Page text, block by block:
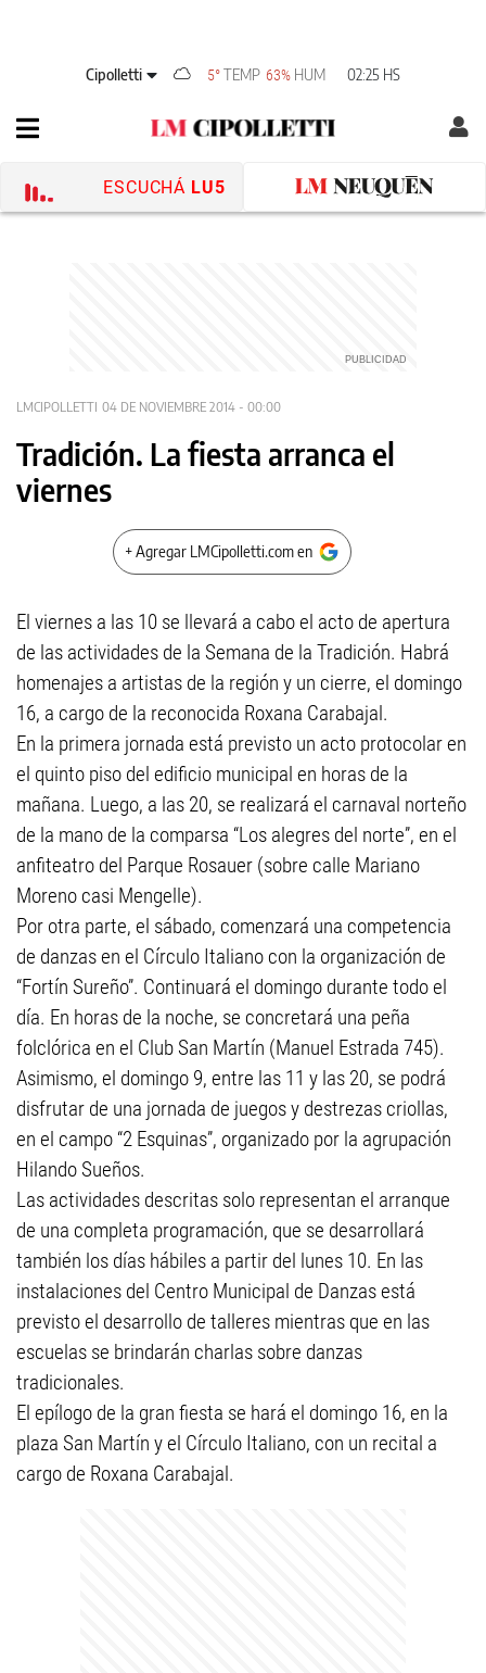
Cipolletti 5°TEMP 63% HUM 02:25 HS
ESCUCHÁ LU5
LMCIPOLLETTI 04 DE NOVIEMBRE 2014 - 00:00
Tradición. La fiesta arranca el
viernes
+ Agregar LMCipolletti.com en
El viernes a las 10 se llevará a cabo el acto de apertura
de las actividades de la Semana de la Tradición. Habrá
homenajes a artistas de la región y un cierre, el domingo
16, a cargo de la reconocida Roxana Carabajal.
En la primera jornada está previsto un acto protocolar en
el quinto piso del edificio municipal en horas de la
mañana. Luego, a las 20, se realizará el carnaval norteño
de la mano de la comparsa “Los alegres del norte”, en el
anfiteatro del Parque Rosauer (sobre calle Mariano
Moreno casi Mengelle).
Por otra parte, el sábado, comenzará una competencia
de danzas en el Círculo Italiano con la organización de
“Fortín Sureño”. Continuará el domingo durante todo el
día. En horas de la noche, se concretará una peña
folclórica en el Club San Martín (Manuel Estrada 745).
Asimismo, el domingo 9, entre las 11 y las 20, se podrá
disfrutar de una jornada de juegos y destrezas criollas,
en el campo “2 Esquinas”, organizado por la agrupación
Hilando Sueños.
Las actividades descritas solo representan el arranque
de una completa programación, que se desarrollará
también los días hábiles a partir del lunes 10. En las
instalaciones del Centro Municipal de Danzas está
previsto el desarrollo de talleres mientras que en las
escuelas se brindarán charlas sobre danzas
tradicionales.
El epílogo de la gran fiesta se hará el domingo 16, en la
plaza San Martín y el Círculo Italiano, con un recital a
cargo de Roxana Carabajal.